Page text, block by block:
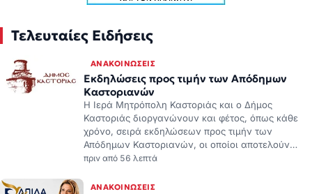
Τελευταίες Ειδήσεις
ΑΝΑΚΟΙΝΏΣΕΙΣ
Εκδηλώσεις προς τιμήν των Απόδημων
Καστοριανών
Η Ιερά Μητρόπολη Καστοριάς και ο Δήμος
Καστοριάς διοργανώνουν και φέτος, όπως κάθε
χρόνο, σειρά εκδηλώσεων προς τιμήν των
Απόδημων Καστοριανών, οι οποίοι αποτελούν…
πριν από 56 λεπτά
ΑΝΑΚΟΙΝΏΣΕΙΣ